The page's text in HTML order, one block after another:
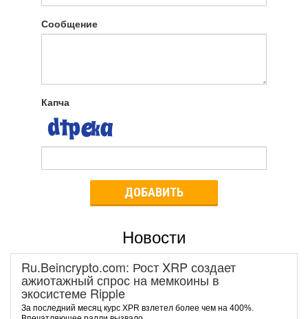
Сообщение
Капча
ДОБАВИТЬ
Новости
Ru.Beincrypto.com: Рост XRP создает
ажиотажный спрос на мемкоины в
экосистеме Ripple
За последний месяц курс XPR взлетел более чем на 400%.